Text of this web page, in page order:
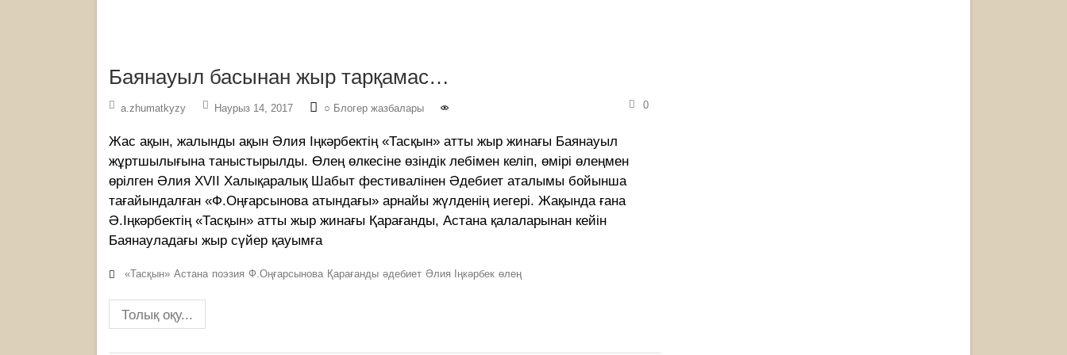
Баянауыл басынан жыр тарқамас…
a.zhumatkyzy Наурыз 14, 2017 ○ Блогер жазбалары 0
Жас ақын, жалынды ақын Әлия Іңкәрбектің «Тасқын» атты жыр жинағы Баянауыл
жұртшылығына таныстырылды. Өлең өлкесіне өзіндік лебімен келіп, өмірі өлеңмен
өрілген Әлия XVII Халықаралық Шабыт фестивалінен Әдебиет аталымы бойынша
тағайындалған «Ф.Оңғарсынова атындағы» арнайы жүлденің иегері. Жақында ғана
Ә.Іңкәрбектің «Тасқын» атты жыр жинағы Қарағанды, Астана қалаларынан кейін
Баянауладағы жыр сүйер қауымға
«Тасқын» Астана поэзия Ф.Оңғарсынова Қарағанды әдебиет Әлия Іңкәрбек өлең
Толық оқу...